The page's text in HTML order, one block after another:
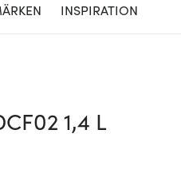
INSPIRATION
1,4 L